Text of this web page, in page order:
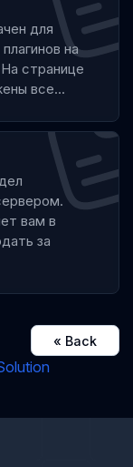
для
на
странице
все...
вам в
за
« Back